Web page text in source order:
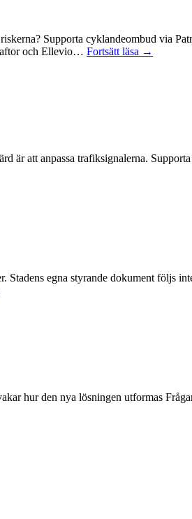
Supporta cyklandeombud via
och Ellevio… Fortsätt läsa →
är att anpassa trafiksignalerna.
egna styrande dokument följs
hur den nya lösningen utformas